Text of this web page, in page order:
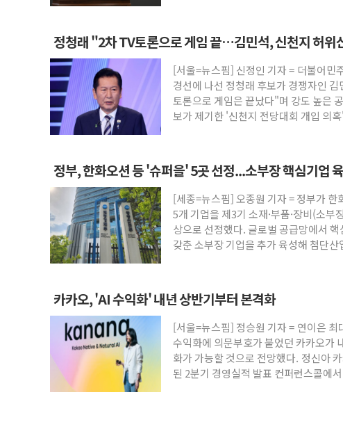
정청래 "2차 TV토론으로 게임 끝…김민석, 신천지 허위
[서울=뉴스핌] 신정인 기자 = 더불어민
경선에 나선 정청래 후보가 경쟁자인
토론으로 게임은 끝났다"며 강도 높은
보가 제기한 '신천지 전당대회 개입 의
정부, 한화오션 등 '슈퍼을' 5곳 선정...소부장 핵심기업
[세종=뉴스핌] 오종원 기자 = 정부가 한
5개 기업을 제3기 소재·부품·장비(소부
상으로 선정했다. 글로벌 공급망에서
갖춘 소부장 기업을 추가 육성해 첨단산
카카오, 'AI 수익화' 내년 상반기부터 본격화
[서울=뉴스핌] 정승원 기자 = 연이은
수익화에 의문부호가 붙었던 카카오가
화가 가능할 것으로 전망했다. 정신아
된 2분기 경영실적 발표 컨퍼런스콜에